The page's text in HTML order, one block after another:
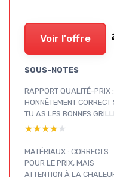
Voir l'offre
SOUS-NOTES
RAPPORT QUALITÉ-PRIX :
HONNÊTEMENT CORRECT
TU AS LES BONNES
★★★★★
★★★★★
MATÉRIAUX : CORRECTS
POUR LE PRIX, MAIS
ATTENTION À LA